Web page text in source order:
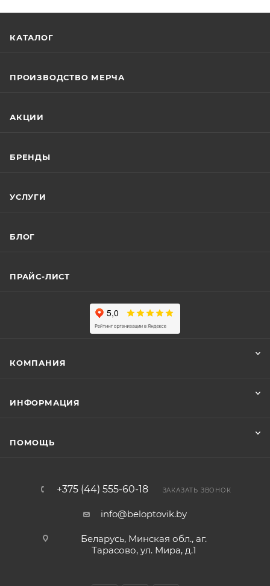
КАТАЛОГ
ПРОИЗВОДСТВО МЕРЧА
АКЦИИ
БРЕНДЫ
УСЛУГИ
БЛОГ
ПРАЙС-ЛИСТ
КОМПАНИЯ
ИНФОРМАЦИЯ
ПОМОЩЬ
+375 (44) 555-60-18 ЗАКАЗАТЬ ЗВОНОК
info@beloptovik.by
Беларусь, Минская обл., аг.
Тарасово, ул. Мира, д.1